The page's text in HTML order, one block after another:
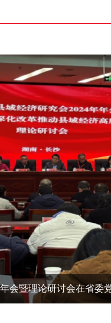
会暨理论研讨会在省委